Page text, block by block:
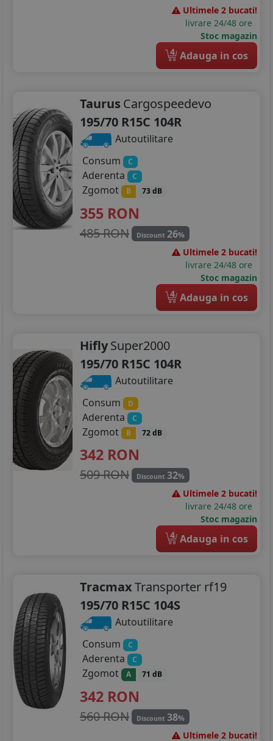
Ultimele 2 bucati!
livrare 24/48 ore
Stoc magazin
4 Adauga in cos
Taurus Cargospeedevo
195/70 R15C 104R
Autoutilitare
Consum
C
Aderenta C
Zgomot B 73 dB
355 RON
485 RON Discount 26%
Ultimele 2 bucati!
livrare 24/48 ore
Stoc magazin
4 Adauga in cos
HiflySuper2000
195/70 R15C 104R
Autoutilitare
Consum
D
Aderenta C
Zgomot B 72 dB
342 RON
509 RON Discount 32%
Ultimele 2 bucati!
livrare 24/48 ore
Stoc magazin
4 Adauga in cos
TracmaxTransporter rf19
195/70 R15C 104S
Autoutilitare
Consum
C
Aderenta C
Zgomot A 71 dB
342 RON
560 RON Discount 38%
Ultimele 2 bucati!